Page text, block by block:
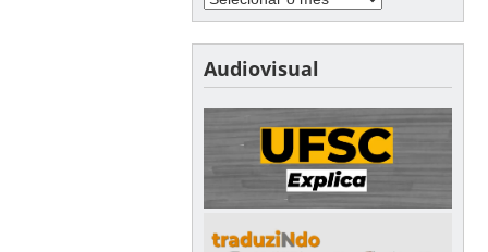
Audiovisual